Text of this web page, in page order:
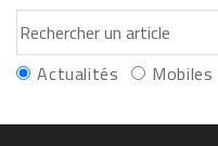
Actualités Mobiles